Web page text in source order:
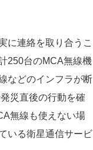
に連絡を取り合うこ
250台のMCA無線機
などのインフラが断
災直後の行動を確
無線も使えない場
いる衛星通信サービ